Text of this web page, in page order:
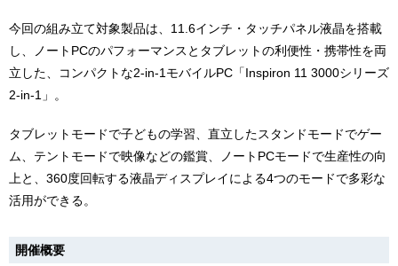
今回の組み立て対象製品は、11.6インチ・タッチパネル液晶を搭載
し、ノートPCのパフォーマンスとタブレットの利便性・携帯性を両
立した、コンパクトな2-in-1モバイルPC「Inspiron 11 3000シリーズ
2-in-1」。
タブレットモードで子どもの学習、直立したスタンドモードでゲー
ム、テントモードで映像などの鑑賞、ノートPCモードで生産性の向
上と、360度回転する液晶ディスプレイによる4つのモードで多彩な
活用ができる。
開催概要